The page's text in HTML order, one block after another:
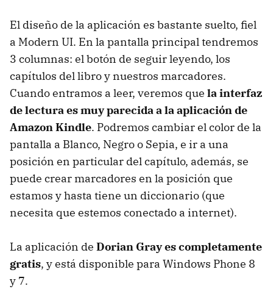
El diseño de la aplicación es bastante suelto, fiel
a Modern UI. En la pantalla principal tendremos
3 columnas: el botón de seguir leyendo, los
capítulos del libro y nuestros marcadores.
Cuando entramos a leer, veremos que la interfaz
de lectura es muy parecida a la aplicación de
Amazon Kindle. Podremos cambiar el color de la
pantalla a Blanco, Negro o Sepia, e ir a una
posición en particular del capítulo, además, se
puede crear marcadores en la posición que
estamos y hasta tiene un diccionario (que
necesita que estemos conectado a internet).
La aplicación de Dorian Gray es completamente
gratis, y está disponible para Windows Phone 8
y 7.